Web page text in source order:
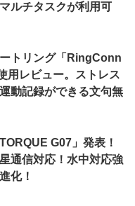
ルチタスクが利用可
ートリング「RingConn
用レビュー。ストレス
動記録ができる文句無
G07」発表！
通信対応！水中対応強
化！